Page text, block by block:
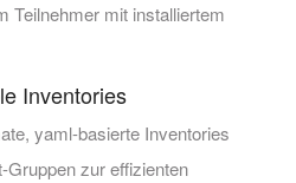
Teilnehmer mit installiertem
Inventories
yaml-basierte Inventories
zur effizienten